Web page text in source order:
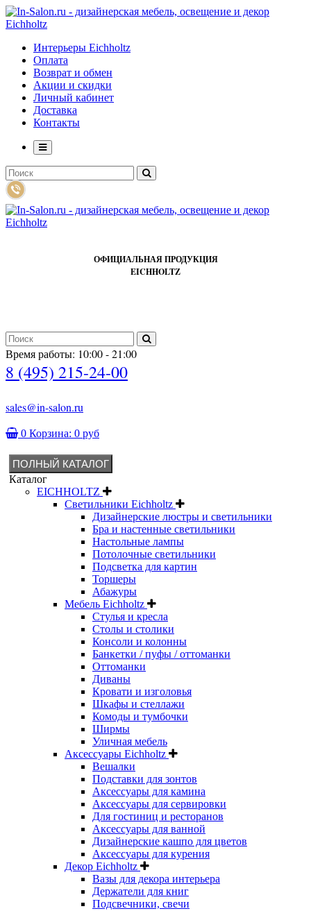
Интерьеры Eichholtz
Оплата
Возврат и обмен
Акции и скидки
Личный кабинет
Доставка
Контакты
ОФИЦИАЛЬНАЯ ПРОДУКЦИЯ
EICHHOLTZ
Время работы: 10:00 - 21:00
8 (495) 215-24-00
sales@in-salon.ru
0 Корзина: 0 руб
ПОЛНЫЙ КАТАЛОГ
Каталог
EICHHOLTZ
Светильники Eichholtz
Дизайнерские люстры и светильники
Бра и настенные светильники
Настольные лампы
Потолочные светильники
Подсветка для картин
Торшеры
Абажуры
Мебель Eichholtz
Стулья и кресла
Столы и столики
Консоли и колонны
Банкетки / пуфы / оттоманки
Оттоманки
Диваны
Кровати и изголовья
Шкафы и стеллажи
Комоды и тумбочки
Ширмы
Уличная мебель
Аксессуары Eichholtz
Вешалки
Подставки для зонтов
Аксессуары для камина
Аксессуары для сервировки
Для гостиниц и ресторанов
Аксессуары для ванной
Дизайнерские кашпо для цветов
Аксессуары для курения
Декор Eichholtz
Вазы для декора интерьера
Держатели для книг
Подсвечники, свечи